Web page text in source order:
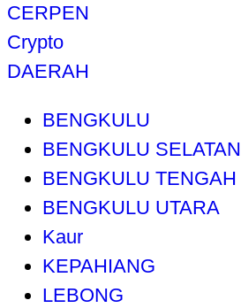
CERPEN
Crypto
DAERAH
BENGKULU
BENGKULU SELATAN
BENGKULU TENGAH
BENGKULU UTARA
Kaur
KEPAHIANG
LEBONG